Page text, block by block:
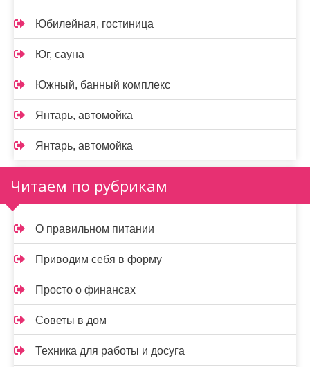
Юбилейная, гостиница
Юг, сауна
Южный, банный комплекс
Янтарь, автомойка
Янтарь, автомойка
Читаем по рубрикам
О правильном питании
Приводим себя в форму
Просто о финансах
Советы в дом
Техника для работы и досуга